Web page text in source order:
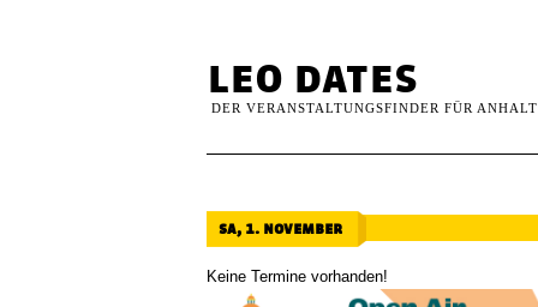
leo dates
DER VERANSTALTUNGSFINDER FÜR ANHALT
sa, 1. november
Keine Termine vorhanden!